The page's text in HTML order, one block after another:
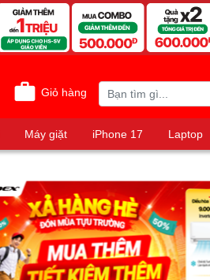
Giỏ hàng
Máy giặt iPhone 17 Laptop